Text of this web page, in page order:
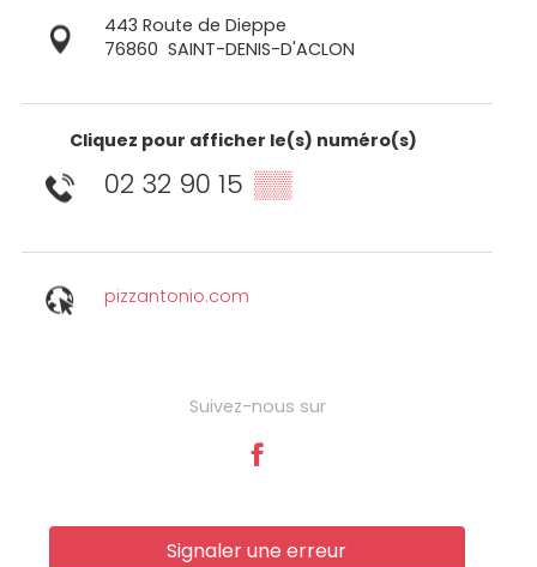
443 Route de Dieppe
76860 SAINT-DENIS-D'ACLON
Cliquez pour afficher le(s) numéro(s)
02 32 90 15 ▒▒
pizzantonio.com
Suivez-nous sur
Signaler une erreur